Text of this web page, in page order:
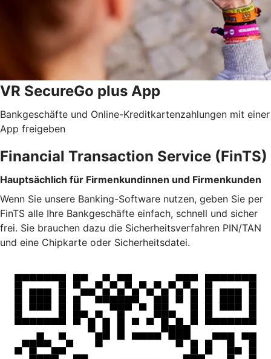
VR SecureGo plus App
Bankgeschäfte und Online-Kreditkartenzahlungen mit einer
App freigeben
Financial Transaction Service (FinTS)
Hauptsächlich für Firmenkundinnen und Firmenkunden
Wenn Sie unsere Banking-Software nutzen, geben Sie per
FinTS alle Ihre Bankgeschäfte einfach, schnell und sicher
frei. Sie brauchen dazu die Sicherheitsverfahren PIN/TAN
und eine Chipkarte oder Sicherheitsdatei.